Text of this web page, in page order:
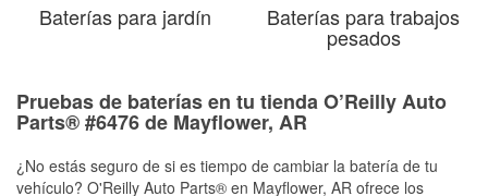
Baterías para jardín Baterías para trabajos
pesados
Pruebas de baterías en tu tienda O’Reilly Auto
Parts® #6476 de Mayflower, AR
¿No estás seguro de si es tiempo de cambiar la batería de tu
vehículo? O'Reilly Auto Parts® en Mayflower, AR ofrece los